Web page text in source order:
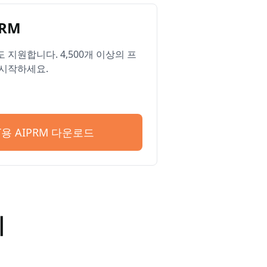
원합니다. 4,500개 이상의 프
작하세요.
AIPRM 다운로드